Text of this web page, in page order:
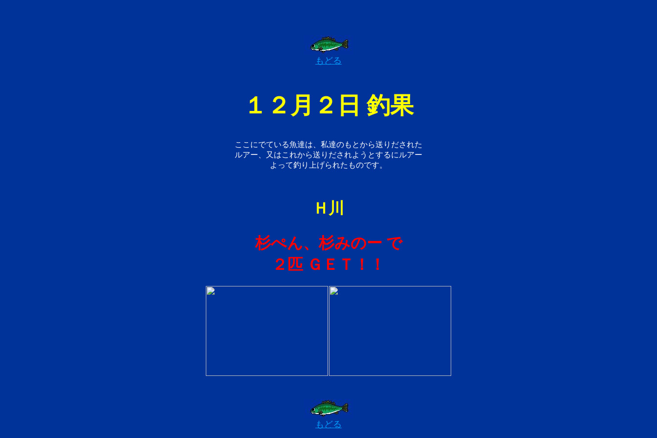
もどる
１２月２日 釣果
ここにでている魚達は、私達のもとから送りだされた
ルアー、又はこれから送りだされようとするにルアー
よって釣り上げられたものです。
Ｈ川
杉ぺん、杉みのー で
２匹 ＧＥＴ！！
もどる